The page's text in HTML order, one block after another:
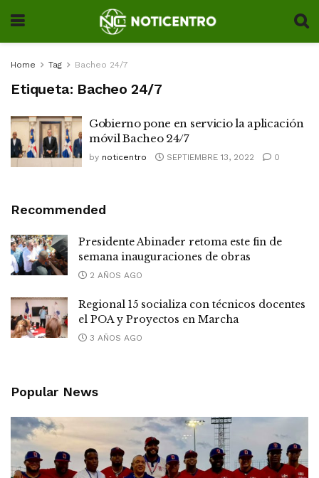
Home Tag Bacheo 24/7
Etiqueta: Bacheo 24/7
Gobierno pone en servicio la aplicación
móvil Bacheo 24/7
by noticentro SEPTIEMBRE 13, 2022 0
Recommended
Presidente Abinader retoma este fin de
semana inauguraciones de obras
2 AÑOS AGO
Regional 15 socializa con técnicos docentes
el POA y Proyectos en Marcha
3 AÑOS AGO
Popular News